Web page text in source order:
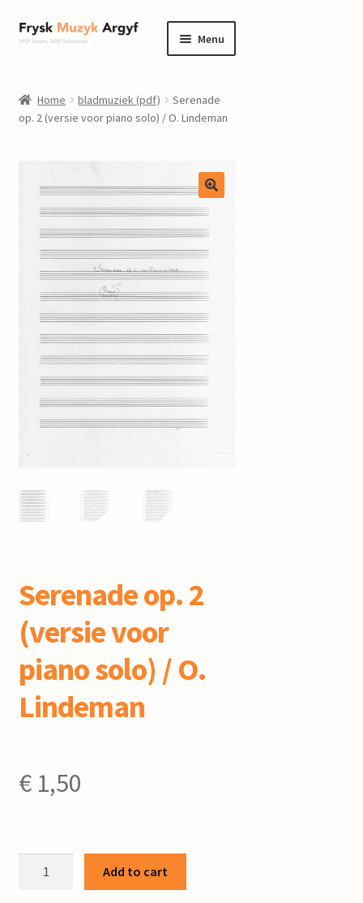
Ga
door
navigatie
Ga
naar
inhoud
Menu
informatie
Submenu
uitvouwen
Componisten
nieuws
events
contact
mijn account
Home bladmuziek (pdf)
Serenade
op. 2 (versie voor piano solo) / O. Lindeman
Serenade op. 2
(versie voor
piano solo) / O.
Lindeman
€1,50
Add to cart